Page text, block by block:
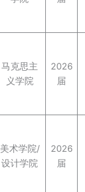
马克思主
义学院
2026
届
美术学院/
设计学院
2026
届